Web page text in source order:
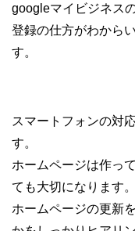
googleマイビジネス
登録の仕方がわから
す。
スマートフォンの対
す。
ホームページは作っ
ても大切になります。
ホームページの更新